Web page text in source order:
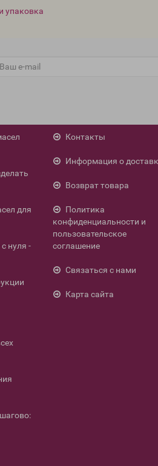
упаковка
для
нуля -
Контакты
Информация о
Возврат товара
Политика
конфиденциальности и
пользовательское
соглашение
Связаться с нами
Карта сайта